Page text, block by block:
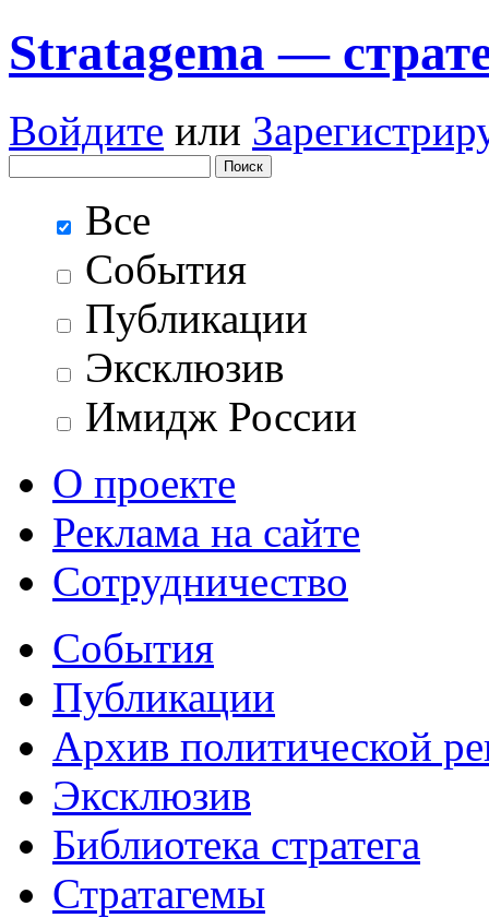
Stratagema —
Войдите или
Все
События
Публикации
Эксклюзив
Имидж России
О проекте
Реклама на сайте
Сотрудничество
События
Публикации
Архив политической
Эксклюзив
Библиотека стратега
Стратагемы